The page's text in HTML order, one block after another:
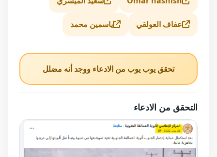
عفاف العولقي ياسمين محمد
تحقق يوب يوب من الادعاء ووجد أنه مضلل
التحقق من الادعاء